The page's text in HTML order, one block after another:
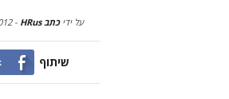
על ידיכתב HRus -
שיתוף